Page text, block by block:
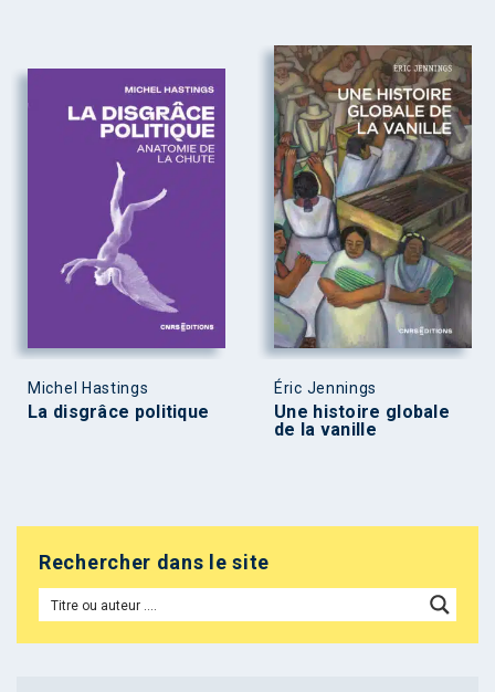
Michel Hastings
La disgrâce politique
Éric Jennings
Une histoire globale
de la vanille
Rechercher dans le site